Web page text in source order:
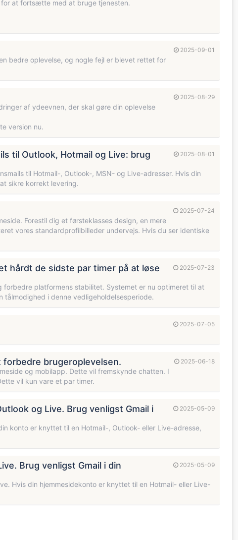
at fortsætte med at bruge tjenesten.
2025-09-01
bedre oplevelse, og nogle fejl er blevet rettet for
2025-08-29
af ydeevnen, der skal gøre din oplevelse
version nu.
2025-08-01
til Outlook, Hotmail og Live: brug
til Hotmail-, Outlook-, MSN- og Live-adresser. Hvis din
sikre korrekt levering.
2025-07-24
Forestil dig et førsteklasses design, en mere
vores standardprofilbilleder undervejs. Hvis du ser identiske
2025-07-23
hårdt de sidste par timer på at løse
platformens stabilitet. Systemet er nu optimeret til at
i denne vedligeholdelsesperiode.
2025-07-05
2025-06-18
brugeroplevelsen.
og mobilapp. Dette vil fremskynde chatten. I
vil kun vare et par timer.
2025-05-09
og Live. Brug venligst Gmail i
konto er knyttet til en Hotmail-, Outlook- eller Live-adresse,
2025-05-09
Brug venligst Gmail i din
Hvis din hjemmesidekonto er knyttet til en Hotmail- eller Live-